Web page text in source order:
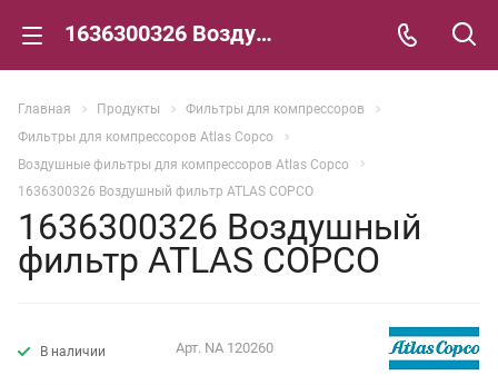
1636300326 Воздушный фильтр ATLAS COPCO
Главная Продукты
Фильтры для компрессоров
Фильтры для компрессоров Atlas Copco
Воздушные фильтры для компрессоров Atlas Copco
1636300326 Воздушный фильтр ATLAS COPCO
1636300326 Воздушный
фильтр ATLAS COPCO
В наличии Арт. NA 120260